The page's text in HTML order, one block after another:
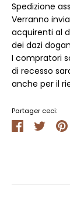
Spedizione
Verranno
acquirenti al
dei dazi
I compratori
di recesso
anche per il
Partager ceci:
Partager